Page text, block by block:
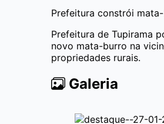
Prefeitura constrói
Prefeitura de Tupirama
novo mata-burro na
propriedades rurais.
Galeria